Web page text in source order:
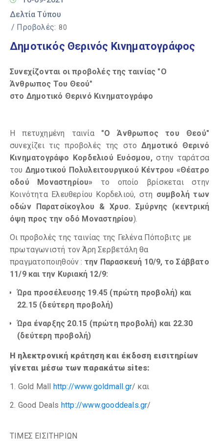
Δελτία Τύπου
/ Προβολές: 80
Δημοτικός Θερινός Κινηματογράφος
Συνεχίζονται οι προβολές της ταινίας "Ο
Άνθρωπος Του Θεού"
στο Δημοτικό Θερινό Κινηματογράφο
Η πετυχημένη ταινία "Ο Άνθρωπος του Θεού"
συνεχίζει τις προβολές της στοΔημοτικό Θερινό
Κινηματογράφο Κορδελιού Ευόσμου,στην ταράτσα
του Δημοτικού Πολυλειτουργικού Κέντρου «Θέατρο
οδού Μοναστηρίου» το οποίο βρίσκεται στην
Κοινότητα Ελευθερίου Κορδελιού, στη συμβολή των
οδών Παρατσίκογλου & Χρυσ. Σμύρνης (κεντρική
όψη προς την οδό Μοναστηρίου).
Οι προβολές της ταινίας της Γελένα Πόποβιτς με
πρωταγωνιστή τον Άρη Σερβετάλη θα
πραγματοποιηθούν : την Παρασκευή 10/9, το Σάββατο
11/9 και την Κυριακή 12/9:
Ώρα προσέλευσης 19.45 (πρώτη προβολή) και
22.15 (δεύτερη προβολή)
Ώρα έναρξης 20.15 (πρώτη προβολή) και 22.30
(δεύτερη προβολή)
Η ηλεκτρονική κράτηση και έκδοση εισιτηρίων
γίνεται μέσω των παρακάτω sites:
1. Gold Mall http://www.goldmall.gr/ και
2. Good Deals http://www.gooddeals.gr/
ΤΙΜΕΣ ΕΙΣΙΤΗΡΙΩΝ